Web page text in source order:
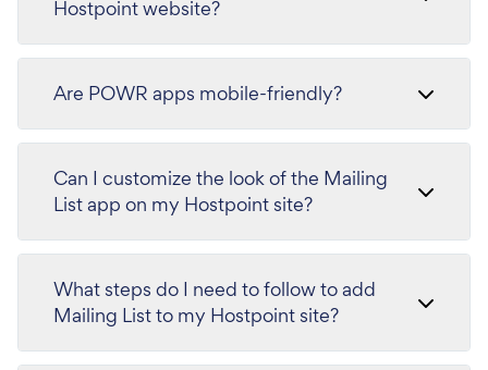
Hostpoint website?
Are POWR apps mobile-friendly?
Can I customize the look of the Mailing
List app on my Hostpoint site?
What steps do I need to follow to add
Mailing List to my Hostpoint site?